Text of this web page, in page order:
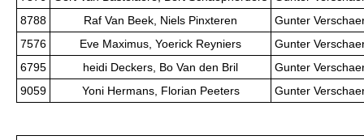
8788
Raf Van Beek, Niels Pinxteren
Gunter
7576
Eve Maximus, Yoerick Reyniers
Gunter
6795
heidi Deckers, Bo Van den Bril
Gunter
9059
Yoni Hermans, Florian Peeters Gunter